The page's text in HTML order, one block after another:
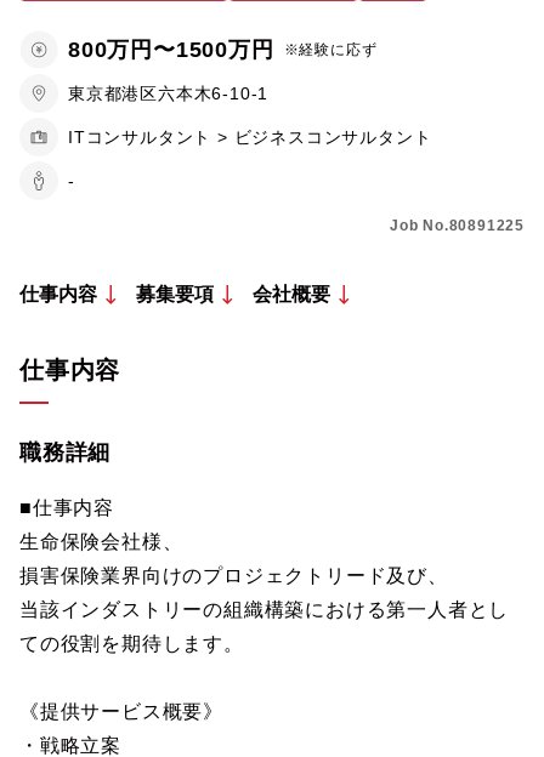
800万円〜1500万円 ※経験に応ず
東京都港区六本木6-10-1
ITコンサルタント > ビジネスコンサルタント
-
Job No.80891225
仕事内容 募集要項 会社概要
仕事内容
職務詳細
■仕事内容
生命保険会社様、
損害保険業界向けのプロジェクトリード及び、
当該インダストリーの組織構築における第一人者とし
ての役割を期待します。
《提供サービス概要》
・戦略立案